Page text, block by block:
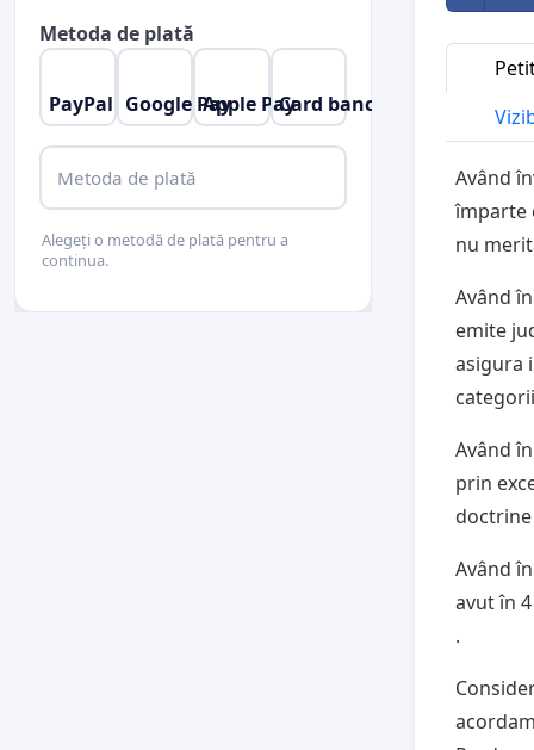
Având
împarte
nu
Având
emite
asigura
Având
prin
Având
avut în
.
Metoda de plată
PayPal Google PayApple PayCard bancar
Metoda de plată
Alegeți o metodă de plată pentru a
continua.